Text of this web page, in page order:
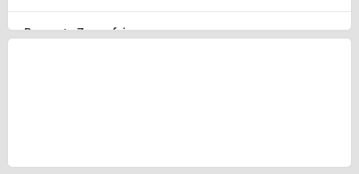
Brocante Zomerfair 18 kramen